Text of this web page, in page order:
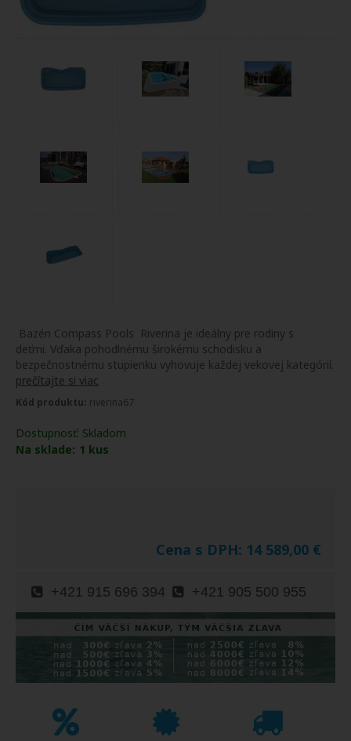
Bazén Compass Pools Riverina je ideálny pre rodiny s
deťmi. Vďaka pohodlnému širokému schodisku a
bezpečnostnému stupienku vyhovuje každej vekovej kategórií.
prečítajte si viac
Kód produktu: riverina67
Dostupnosť: Skladom
Na sklade: 1 kus
Cena s DPH: 14 589,00 €
+421 915 696 394 +421 905 500 955